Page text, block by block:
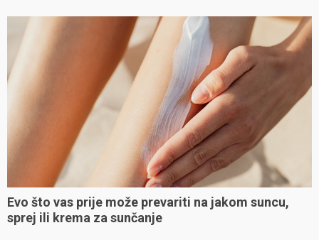
Evo što vas prije može prevariti na jakom suncu,
sprej ili krema za sunčanje